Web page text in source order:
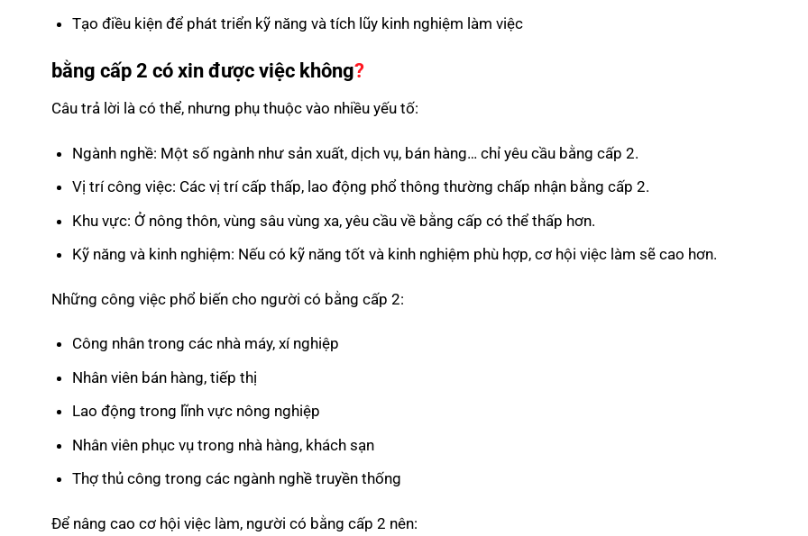
Tạo điều kiện để phát triển kỹ năng và tích lũy kinh nghiệm làm việc
bằng cấp 2 có xin được việc không?
Câu trả lời là có thể, nhưng phụ thuộc vào nhiều yếu tố:
Ngành nghề: Một số ngành như sản xuất, dịch vụ, bán hàng… chỉ yêu cầu bằng cấp 2.
Vị trí công việc: Các vị trí cấp thấp, lao động phổ thông thường chấp nhận bằng cấp 2.
Khu vực: Ở nông thôn, vùng sâu vùng xa, yêu cầu về bằng cấp có thể thấp hơn.
Kỹ năng và kinh nghiệm: Nếu có kỹ năng tốt và kinh nghiệm phù hợp, cơ hội việc làm sẽ cao hơn.
Những công việc phổ biến cho người có bằng cấp 2:
Công nhân trong các nhà máy, xí nghiệp
Nhân viên bán hàng, tiếp thị
Lao động trong lĩnh vực nông nghiệp
Nhân viên phục vụ trong nhà hàng, khách sạn
Thợ thủ công trong các ngành nghề truyền thống
Để nâng cao cơ hội việc làm, người có bằng cấp 2 nên: